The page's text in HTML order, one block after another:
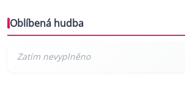
Oblíbená hudba